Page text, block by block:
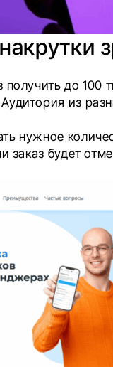
получить до 100
из
нужное
заказ будет